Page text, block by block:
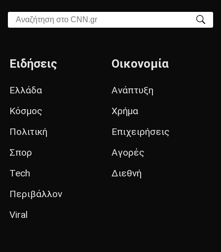
Αναζήτηση στο CNN.gr
Ειδήσεις
Ελλάδα
Κόσμος
Πολιτική
Σπορ
Tech
Περιβάλλον
Viral
Οικονομία
Ανάπτυξη
Χρήμα
Επιχειρήσεις
Αγορές
Διεθνή